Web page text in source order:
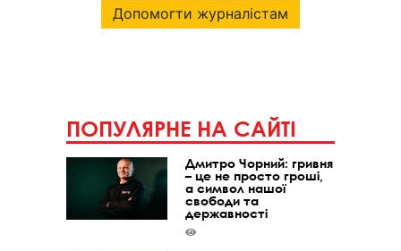
Допомогти журналістам
ПОПУЛЯРНЕ НА САЙТІ
Дмитро Чорний: гривня
– це не просто гроші,
а символ нашої
свободи та
державності